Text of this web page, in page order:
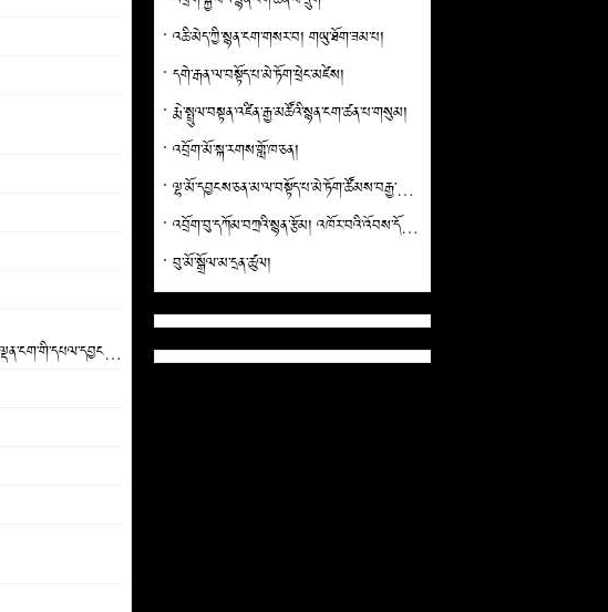
སྐྱབས་གཅིག་འཁོར་ལོའི་མགོན་པོ་ཁྱབ་བདག་རྫོགས་ཆེན་པ་པདྨ་སྐལ་བཟང་ངམ་ཐུབ་བསྟན་ལུང་རྟོགས་པའི་རྒྱལ་མཚན་ལ་ཞུ་མཆིད་དུ་ཕུལ་བའི་སྙན་ཚིག་རྫོགས་ལྡན་ངག་གི་དཔལ་དབྱངས་ཞེས་བྱ་བ།
འཆི་མེད་ཀྱི་སྙན་ངག་གསར་བ། གཡུ་ཐོག་ཟམ་པ།
དགེ་རྒན་ལ་བསྟོད་པ་མེ་ཏོག་ཕྲེང་མཛེས།
རྨེ་སྤྲུལ་བསྟན་འཛིན་རྒྱ་མཚོའི་སྙན་ངག་ཚན་པ་གསུམ།
འབྲོག་མོ་སྐ་རགས་གློ་ཁ་ཅན།
ལྷ་མོ་དབྱངས་ཅན་མ་ལ་བསྟོད་པ་མེ་ཏོག་ཚོམས་བརྒྱ་མ་ཞེས་བྱ་བ་བཞུགས་སོ།།
འབྲོག་བུ་དཀོམ་བཀྲའི་སྙན་རྩོམ། འཁོར་བའི་འོབས་དོང་གི་གླུ།(ཚན་པ་ལྔ)
བུ་མོ་སྒྲོལ་མ་དྲན་ཚུལ།